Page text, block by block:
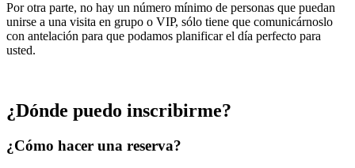
Por otra parte, no hay un número mínimo de personas que puedan
unirse a una visita en grupo o VIP, sólo tiene que comunicárnoslo
con antelación para que podamos planificar el día perfecto para
usted.
¿Dónde puedo inscribirme?
¿Cómo hacer una reserva?